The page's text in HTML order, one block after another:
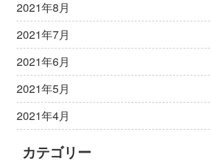
2021年8月
2021年7月
2021年6月
2021年5月
2021年4月
カテゴリー